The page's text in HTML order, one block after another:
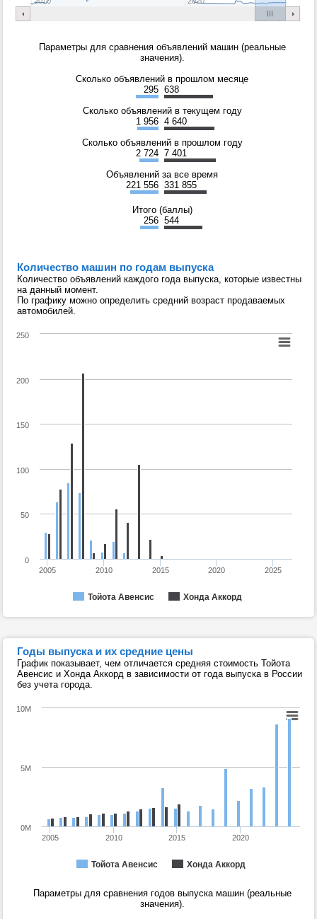
Параметры для сравнения объявлений машин (реальные
значения).
Сколько объявлений в прошлом месяце
295 638
Сколько объявлений в текущем году
1 956 4 640
Сколько объявлений в прошлом году
2 724 7 401
Объявлений за все время
221 556 331 855
Итого (баллы)
256 544
Количество машин по годам выпуска
Количество объявлений каждого года выпуска, которые известны
на данный момент.
По графику можно определить средний возраст продаваемых
автомобилей.
Тойота Авенсис Хонда Аккорд
2005 2010 2015 2020 2025
0
50
100
150
200
250
Годы выпуска и их средние цены
График показывает, чем отличается средняя стоимость Тойота
Авенсис и Хонда Аккорд в зависимости от года выпуска в России
без учета города.
Тойота Авенсис Хонда Аккорд
2005 2010 2015 2020
0M
5M
10M
Параметры для сравнения годов выпуска машин (реальные
значения).